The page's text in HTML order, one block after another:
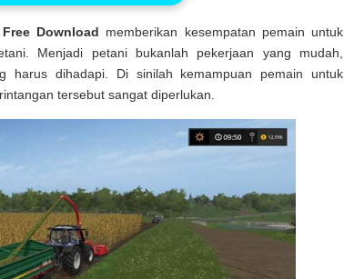
Download memberikan kesempatan pemain untuk
Menjadi petani bukanlah pekerjaan yang mudah,
harus dihadapi. Di sinilah kemampuan pemain untuk
tersebut sangat diperlukan.